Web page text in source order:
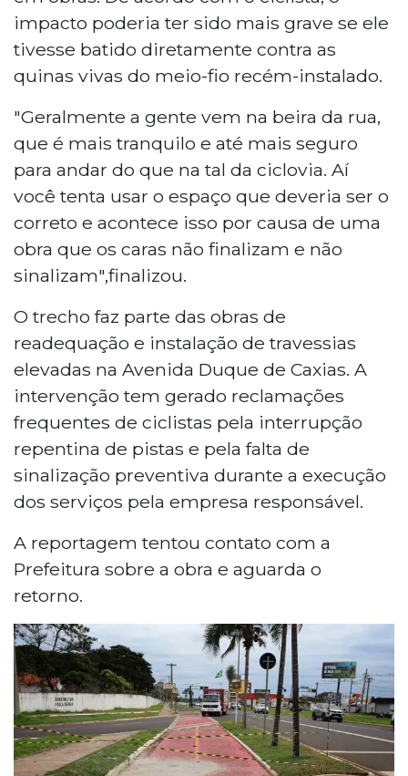
impacto poderia ter sido mais grave se ele
tivesse batido diretamente contra as
quinas vivas do meio-fio recém-instalado.
"Geralmente a gente vem na beira da rua,
que é mais tranquilo e até mais seguro
para andar do que na tal da ciclovia. Aí
você tenta usar o espaço que deveria ser o
correto e acontece isso por causa de uma
obra que os caras não finalizam e não
sinalizam",finalizou.
O trecho faz parte das obras de
readequação e instalação de travessias
elevadas na Avenida Duque de Caxias. A
intervenção tem gerado reclamações
frequentes de ciclistas pela interrupção
repentina de pistas e pela falta de
sinalização preventiva durante a execução
dos serviços pela empresa responsável.
A reportagem tentou contato com a
Prefeitura sobre a obra e aguarda o
retorno.